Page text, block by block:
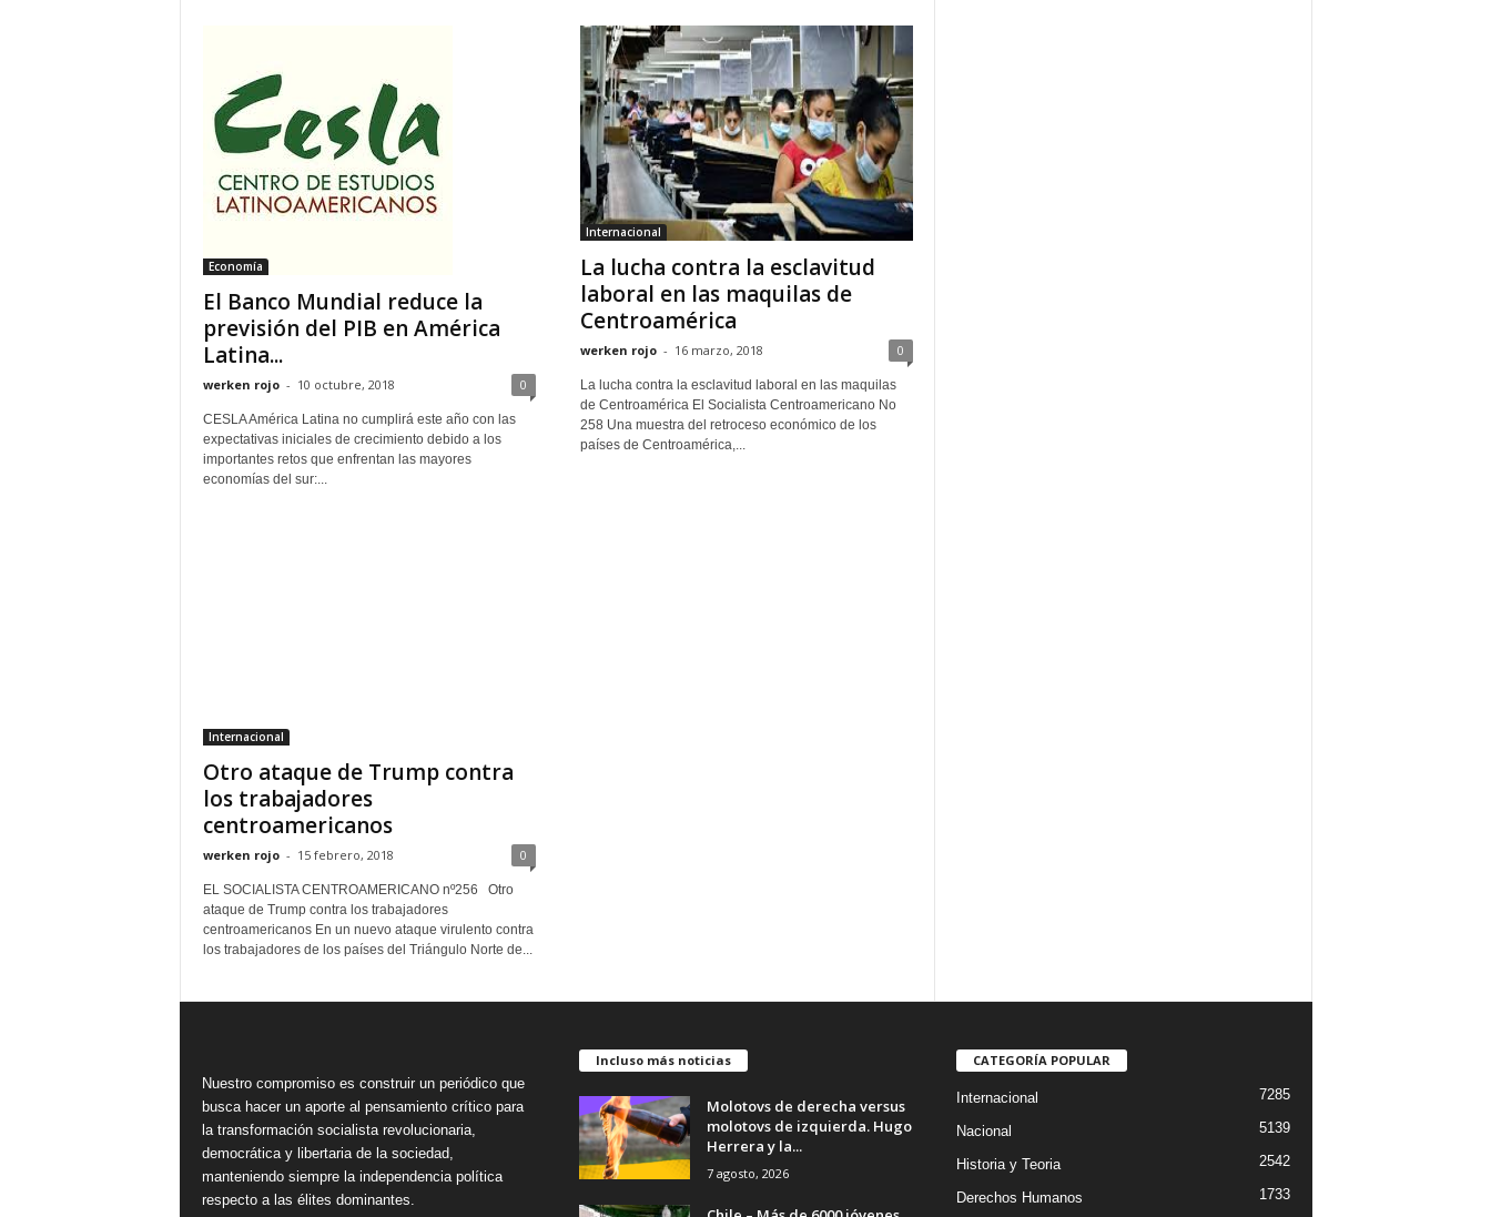
Economía
El Banco Mundial reduce la
previsión del PIB en América
Latina...
werken rojo - 10 octubre, 2018 0
CESLA América Latina no cumplirá este año con las
expectativas iniciales de crecimiento debido a los
importantes retos que enfrentan las mayores
economías del sur:...
Internacional
La lucha contra la esclavitud
laboral en las maquilas de
Centroamérica
werken rojo - 16 marzo, 2018 0
La lucha contra la esclavitud laboral en las maquilas
de Centroamérica El Socialista Centroamericano No
258 Una muestra del retroceso económico de los
países de Centroamérica,...
Internacional
Otro ataque de Trump contra
los trabajadores
centroamericanos
werken rojo - 15 febrero, 2018 0
EL SOCIALISTA CENTROAMERICANO nº256 Otro
ataque de Trump contra los trabajadores
centroamericanos En un nuevo ataque virulento contra
los trabajadores de los países del Triángulo Norte de...
Nuestro compromiso es construir un periódico que
busca hacer un aporte al pensamiento crítico para
la transformación socialista revolucionaria,
democrática y libertaria de la sociedad,
manteniendo siempre la independencia política
respecto a las élites dominantes.
Incluso más noticias
Molotovs de derecha versus
molotovs de izquierda. Hugo
Herrera y la...
7 agosto, 2026
CATEGORÍA POPULAR
Internacional 7285
Nacional 5139
Historia y Teoria 2542
Derechos Humanos 1733